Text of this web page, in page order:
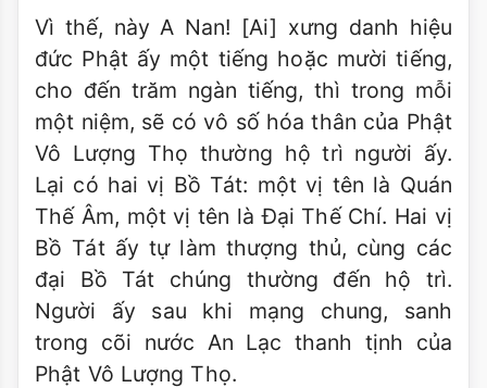
Vì thế, này A Nan! [Ai] xưng danh hiệu
đức Phật ấy một tiếng hoặc mười tiếng,
cho đến trăm ngàn tiếng, thì trong mỗi
một niệm, sẽ có vô số hóa thân của Phật
Vô Lượng Thọ thường hộ trì người ấy.
Lại có hai vị Bồ Tát: một vị tên là Quán
Thế Âm, một vị tên là Đại Thế Chí. Hai vị
Bồ Tát ấy tự làm thượng thủ, cùng các
đại Bồ Tát chúng thường đến hộ trì.
Người ấy sau khi mạng chung, sanh
trong cõi nước An Lạc thanh tịnh của
Phật Vô Lượng Thọ.